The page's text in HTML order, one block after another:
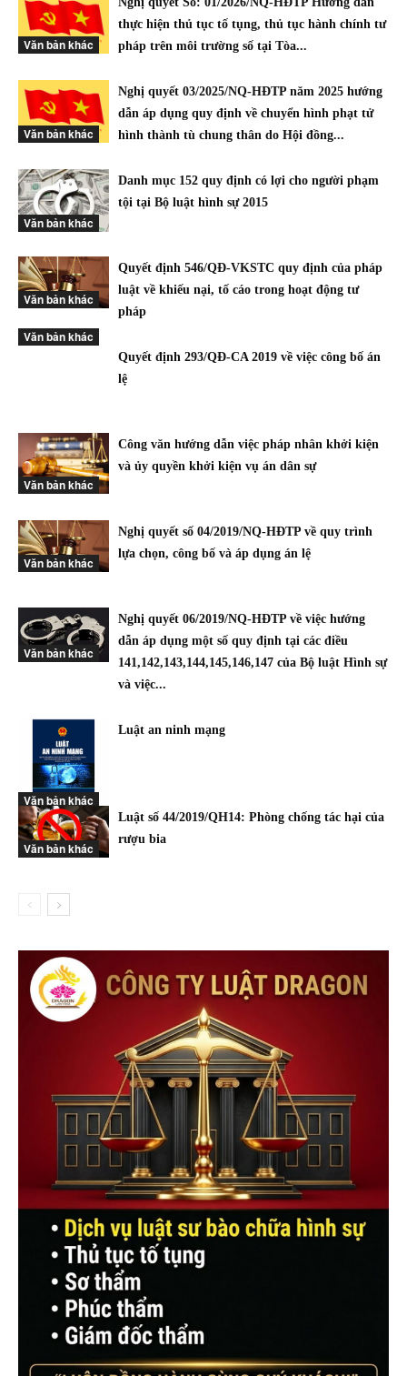
Văn bản khác
thực hiện thủ tục tố tụng, thủ tục hành chính tư
pháp trên môi trường số tại Tòa...
Văn bản khác
Nghị quyết 03/2025/NQ-HĐTP năm 2025 hướng
dẫn áp dụng quy định về chuyển hình phạt tử
hình thành tù chung thân do Hội đồng...
Văn bản khác
Danh mục 152 quy định có lợi cho người phạm
tội tại Bộ luật hình sự 2015
Văn bản khác
Quyết định 546/QĐ-VKSTC quy định của pháp
luật về khiếu nại, tố cáo trong hoạt động tư
pháp
Văn bản khác
Quyết định 293/QĐ-CA 2019 về việc công bố án
lệ
Văn bản khác
Công văn hướng dẫn việc pháp nhân khởi kiện
và ủy quyền khởi kiện vụ án dân sự
Văn bản khác
Nghị quyết số 04/2019/NQ-HĐTP về quy trình
lựa chọn, công bố và áp dụng án lệ
Văn bản khác
Nghị quyết 06/2019/NQ-HĐTP về việc hướng
dẫn áp dụng một số quy định tại các điều
141,142,143,144,145,146,147 của Bộ luật Hình sự
và việc...
Văn bản khác
Luật an ninh mạng
Văn bản khác
Luật số 44/2019/QH14: Phòng chống tác hại của
rượu bia